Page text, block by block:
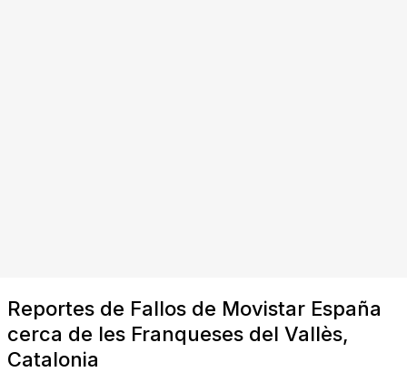
Reportes de Fallos de Movistar España
cerca de les Franqueses del Vallès,
Catalonia